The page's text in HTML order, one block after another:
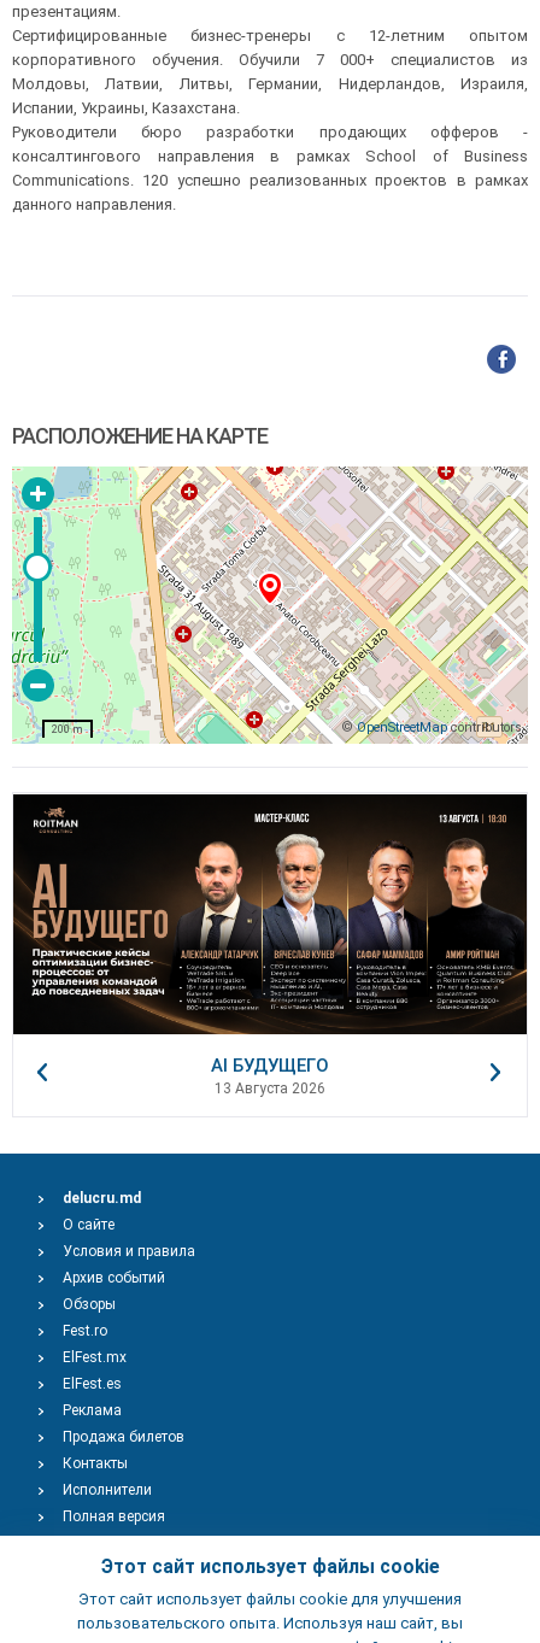
презентациям.
Сертифицированные бизнес-тренеры с 12-летним опытом
корпоративного обучения. Обучили 7 000+ специалистов из
Молдовы, Латвии, Литвы, Германии, Нидерландов, Израиля,
Испании, Украины, Казахстана.
Руководители бюро разработки продающих офферов -
консалтингового направления в рамках School of Business
Communications. 120 успешно реализованных проектов в рамках
данного направления.
РАСПОЛОЖЕНИЕ НА КАРТЕ
©OpenStreetMapcontributors
200 m
AI БУДУЩЕГО
13 Августа 2026
Этот сайт использует файлы cookie
Этот сайт использует файлы cookie для улучшения
пользовательского опыта. Используя наш сайт, вы
delucru.md
О сайте
Условия и правила
Архив событий
Обзоры
Fest.ro
ElFest.mx
ElFest.es
Реклама
Продажа билетов
Контакты
Исполнители
Полная версия
Добавить Событие